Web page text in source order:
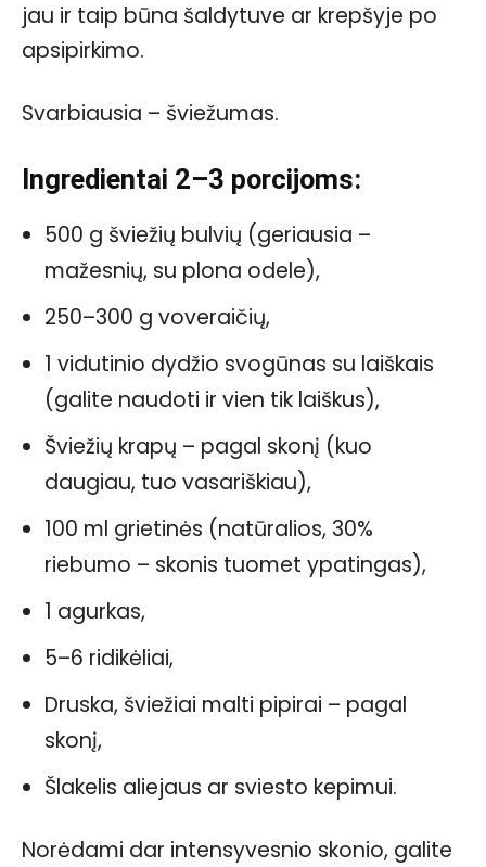
jau ir taip būna šaldytuve ar krepšyje po
apsipirkimo.
Svarbiausia – šviežumas.
Ingredientai 2–3 porcijoms:
500 g šviežių bulvių (geriausia –
mažesnių, su plona odele),
250–300 g voveraičių,
1 vidutinio dydžio svogūnas su laiškais
(galite naudoti ir vien tik laiškus),
Šviežių krapų – pagal skonį (kuo
daugiau, tuo vasariškiau),
100 ml grietinės (natūralios, 30%
riebumo – skonis tuomet ypatingas),
1 agurkas,
5–6 ridikėliai,
Druska, šviežiai malti pipirai – pagal
skonį,
Šlakelis aliejaus ar sviesto kepimui.
Norėdami dar intensyvesnio skonio, galite